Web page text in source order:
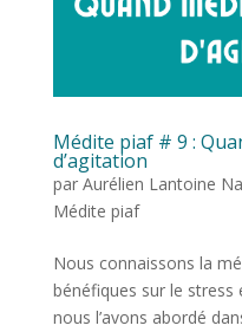
Médite piaf # 9 :
d’agitation
par Aurélien Lantoine
Médite piaf
Nous connaissons la
bénéfiques sur le stress
nous l’avons abordé